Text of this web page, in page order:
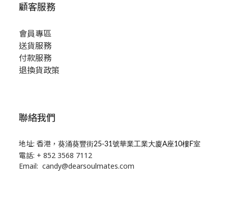
顧客服務
會員專區
送貨服務
付款服務
退換貨政策
聯絡我們
地址: 香港， 葵涌葵豐街25-31號華業工業大廈A座10樓F室
電話: + 852 3568 7112
Email: candy@dearsoulmates.com